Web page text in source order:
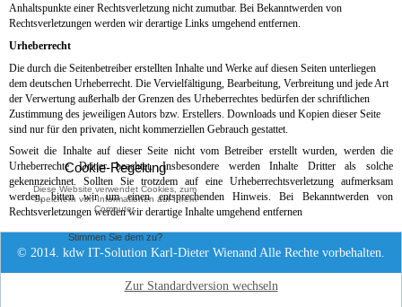
Anhaltspunkte einer Rechtsverletzung nicht zumutbar. Bei Bekanntwerden von
Rechtsverletzungen werden wir derartige Links umgehend entfernen.
Urheberrecht
Die durch die Seitenbetreiber erstellten Inhalte und Werke auf diesen Seiten unterliegen
dem deutschen Urheberrecht. Die Vervielfältigung, Bearbeitung, Verbreitung und jede Art
der Verwertung außerhalb der Grenzen des Urheberrechtes bedürfen der schriftlichen
Zustimmung des jeweiligen Autors bzw. Erstellers. Downloads und Kopien dieser Seite
sind nur für den privaten, nicht kommerziellen Gebrauch gestattet.
Soweit die Inhalte auf dieser Seite nicht vom Betreiber erstellt wurden, werden die
Urheberrechte Dritter beachtet. Insbesondere werden Inhalte Dritter als solche
gekennzeichnet. Sollten Sie trotzdem auf eine Urheberrechtsverletzung aufmerksam
werden, bitten wir um einen entsprechenden Hinweis. Bei Bekanntwerden von
Rechtsverletzungen werden wir derartige Inhalte umgehend entfernen
© 2014. kdw IT-Solution Karl-Dieter Wienand Alle Rechte vorbehalten.
Zur Standardversion wechseln
Cookie-Regelung
Diese Website verwendet Cookies, zum
Speichern von Informationen auf Ihrem
Computer.
Stimmen Sie dem zu?